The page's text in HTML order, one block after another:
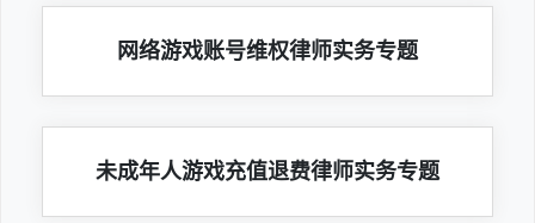
网络游戏账号维权律师实务专题
未成年人游戏充值退费律师实务专题